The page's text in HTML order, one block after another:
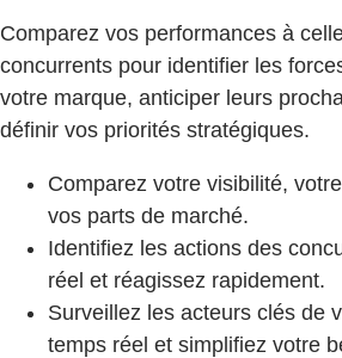
Comparez vos performances à
concurrents pour identifier les
votre marque, anticiper leurs
définir vos priorités stratégiques.
Comparez votre visibilité,
vos parts de marché.
Identifiez les actions des
réel et réagissez rapidement.
Surveillez les acteurs clés de
temps réel et simplifiez votre